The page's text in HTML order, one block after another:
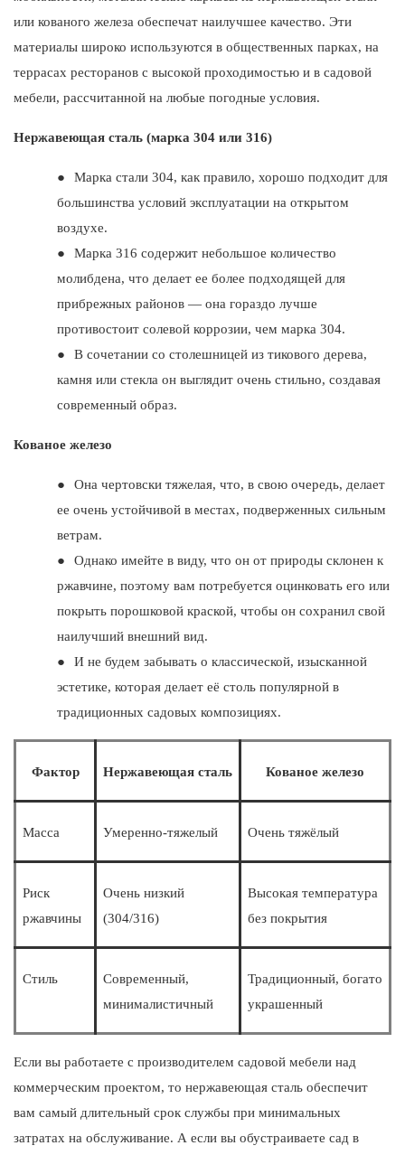
или кованого железа обеспечат наилучшее качество. Эти
материалы широко используются в общественных парках, на
террасах ресторанов с высокой проходимостью и в садовой
мебели, рассчитанной на любые погодные условия.
Нержавеющая сталь (марка 304 или 316)
●
Марка стали 304, как правило, хорошо подходит для
большинства условий эксплуатации на открытом
воздухе.
●
Марка 316 содержит небольшое количество
молибдена, что делает ее более подходящей для
прибрежных районов — она гораздо лучше
противостоит солевой коррозии, чем марка 304.
●
В сочетании со столешницей из тикового дерева,
камня или стекла он выглядит очень стильно, создавая
современный образ.
Кованое железо
●
Она чертовски тяжелая, что, в свою очередь, делает
ее очень устойчивой в местах, подверженных сильным
ветрам.
●
Однако имейте в виду, что он от природы склонен к
ржавчине, поэтому вам потребуется оцинковать его или
покрыть порошковой краской, чтобы он сохранил свой
наилучший внешний вид.
●
И не будем забывать о классической, изысканной
эстетике, которая делает её столь популярной в
традиционных садовых композициях.
Фактор Нержавеющая сталь Кованое железо
Масса Умеренно-тяжелый Очень тяжёлый
Риск
ржавчины
Очень низкий
(304/316)
Высокая температура
без покрытия
Стиль
Современный,
минималистичный
Традиционный, богато
украшенный
Если вы работаете с производителем садовой мебели над
коммерческим проектом, то нержавеющая сталь обеспечит
вам самый длительный срок службы при минимальных
затратах на обслуживание. А если вы обустраиваете сад в